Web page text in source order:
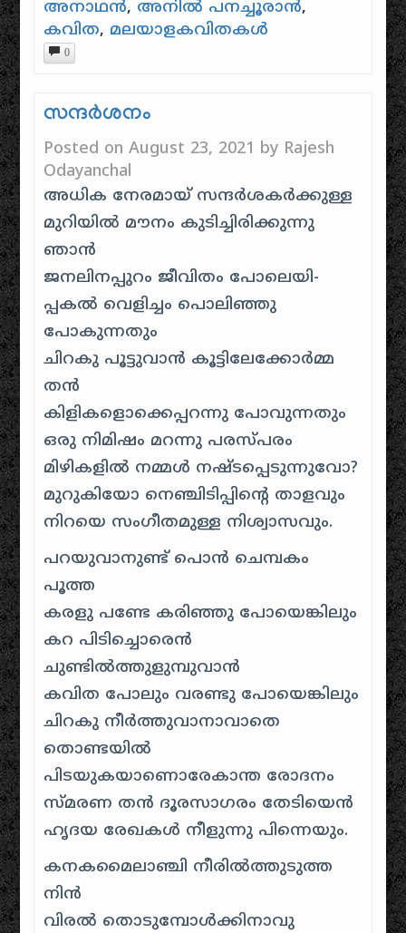
അനാഥന്‍, അനിൽ പനച്ചൂരാൻ,
കവിത, മലയാളകവിതകൾ
0
സന്ദര്‍ശനം
Posted onAugust 23, 2021 by Rajesh
Odayanchal
അധിക നേരമായ് സന്ദര്‍ശകര്‍ക്കുള്ള
മുറിയില്‍ മൗനം കുടിച്ചിരിക്കുന്നു
ഞാന്‍
ജനലിനപ്പുറം ജീവിതം പോലെയി-
പ്പകല്‍ വെളിച്ചം പൊലിഞ്ഞു
പോകുന്നതും
ചിറകു പൂട്ടുവാന്‍ കൂട്ടിലേക്കോര്‍മ്മ
തന്‍
കിളികളൊക്കെപ്പറന്നു പോവുന്നതും
ഒരു നിമിഷം മറന്നു പരസ്പരം
മിഴികളില്‍ നമ്മള്‍ നഷ്ടപ്പെടുന്നുവോ?
മുറുകിയോ നെഞ്ചിടിപ്പിന്റെ താളവും
നിറയെ സംഗീതമുള്ള നിശ്വാസവും.
പറയുവാനുണ്ട് പൊന്‍ ചെമ്പകം
പൂത്ത
കരളു പണ്ടേ കരിഞ്ഞു പോയെങ്കിലും
കറ പിടിച്ചൊരെന്‍
ചുണ്ടില്‍ത്തുളുമ്പുവാന്‍
കവിത പോലും വരണ്ടു പോയെങ്കിലും
ചിറകു നീര്‍ത്തുവാനാവാതെ
തൊണ്ടയില്‍
പിടയുകയാണൊരേകാന്ത രോദനം
സ്മരണ തന്‍ ദൂരസാഗരം തേടിയെന്‍
ഹൃദയ രേഖകള്‍ നീളുന്നു പിന്നെയും.
കനകമൈലാഞ്ചി നീരില്‍ത്തുടുത്ത
നിന്‍
വിരല്‍ തൊടുമ്പോള്‍ക്കിനാവു